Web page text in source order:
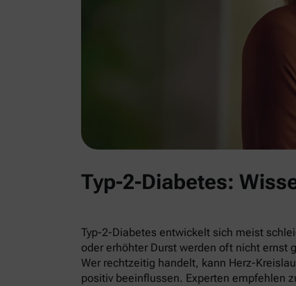
Typ-2-Diabetes:
Typ-2-Diabetes entwickelt sich meist
oder erhöhter Durst werden oft nicht ernst
Wer rechtzeitig handelt, kann Herz-
positiv beeinflussen. Experten empfehlen